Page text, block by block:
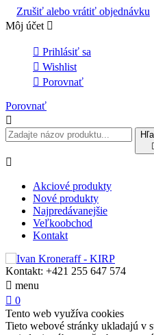
Zrušiť alebo vrátiť objednávku
Môj účet 
 Prihlásiť sa
 Wishlist
 Porovnať
Porovnať


Akciové produkty
Nové produkty
Najpredávanejšie
Veľkoobchod
Kontakt
Kontakt: +421 255 647 574
 menu
 0
Tento web využíva cookies
Tieto webové stránky ukladajú v